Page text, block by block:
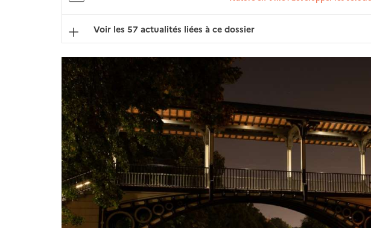
Voir les 57 actualités liées à ce dossier